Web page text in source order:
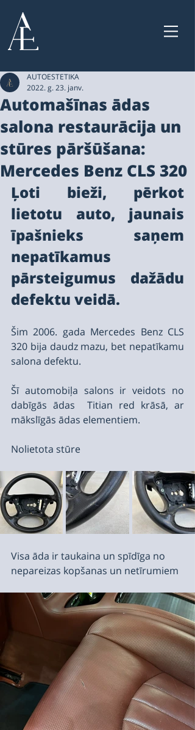
Automašīnas ādas
salona restaurācija un
stūres pāršūšana:
Mercedes Benz CLS 320
AUTOESTETIKA
2022. g. 23. janv.
Ļoti bieži, pērkot
lietotu auto, jaunais
īpašnieks saņem
nepatīkamus
pārsteigumus dažādu
defektu veidā.
Šim 2006. gada Mercedes Benz CLS
320 bija daudz mazu, bet nepatīkamu
salona defektu.
Šī automobiļa salons ir veidots no
dabīgās ādas  Titian red krāsā, ar
mākslīgās ādas elementiem.
Nolietota stūre
Visa āda ir taukaina un spīdīga no
nepareizas kopšanas un netīrumiem